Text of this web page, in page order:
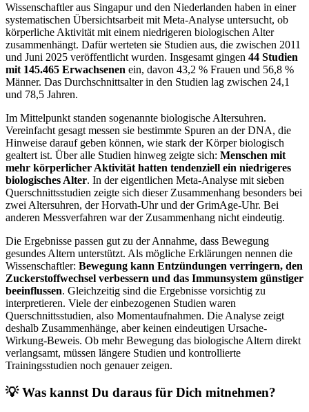
Wissenschaftler aus Singapur und den Niederlanden haben in einer
systematischen Übersichtsarbeit mit Meta-Analyse untersucht, ob
körperliche Aktivität mit einem niedrigeren biologischen Alter
zusammenhängt. Dafür werteten sie Studien aus, die zwischen 2011
und Juni 2025 veröffentlicht wurden. Insgesamt gingen 44 Studien
mit 145.465 Erwachsenen ein, davon 43,2 % Frauen und 56,8 %
Männer. Das Durchschnittsalter in den Studien lag zwischen 24,1
und 78,5 Jahren.
Im Mittelpunkt standen sogenannte biologische Altersuhren.
Vereinfacht gesagt messen sie bestimmte Spuren an der DNA, die
Hinweise darauf geben können, wie stark der Körper biologisch
gealtert ist. Über alle Studien hinweg zeigte sich: Menschen mit
mehr körperlicher Aktivität hatten tendenziell ein niedrigeres
biologisches Alter. In der eigentlichen Meta-Analyse mit sieben
Querschnittsstudien zeigte sich dieser Zusammenhang besonders bei
zwei Altersuhren, der Horvath-Uhr und der GrimAge-Uhr. Bei
anderen Messverfahren war der Zusammenhang nicht eindeutig.
Die Ergebnisse passen gut zu der Annahme, dass Bewegung
gesundes Altern unterstützt. Als mögliche Erklärungen nennen die
Wissenschaftler: Bewegung kann Entzündungen verringern, den
Zuckerstoffwechsel verbessern und das Immunsystem günstiger
beeinflussen. Gleichzeitig sind die Ergebnisse vorsichtig zu
interpretieren. Viele der einbezogenen Studien waren
Querschnittsstudien, also Momentaufnahmen. Die Analyse zeigt
deshalb Zusammenhänge, aber keinen eindeutigen Ursache-
Wirkung-Beweis. Ob mehr Bewegung das biologische Altern direkt
verlangsamt, müssen längere Studien und kontrollierte
Trainingsstudien noch genauer zeigen.
💡 Was kannst Du daraus für Dich mitnehmen?